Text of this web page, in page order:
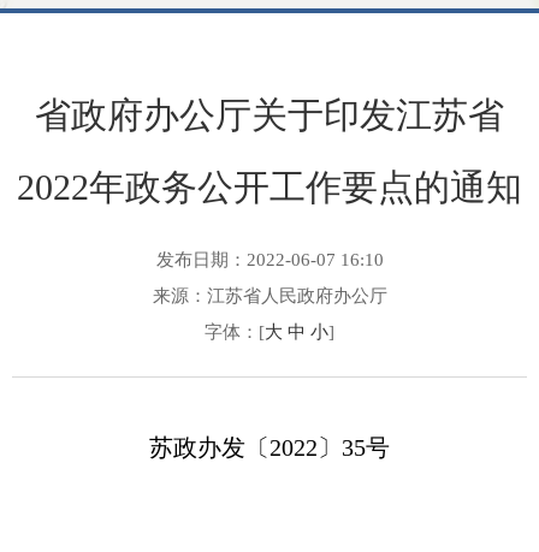
省政府办公厅关于印发江苏省
2022年政务公开工作要点的通知
发布日期：2022-06-07 16:10
来源：江苏省人民政府办公厅
字体：[大 中 小]
苏政办发〔2022〕35号